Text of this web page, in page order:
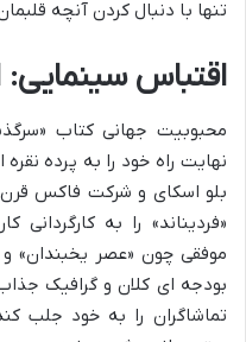
تنها با دنبال کردن آنچه
اقتباس سینمایی:
محبوبیت جهانی کتاب
بلو اسکای و شرکت فاکس قرن
«فردیناند» را به کارگردانی
موفقی چون «عصر یخبندان» و
بودجه ای کلان و گرافیک
تماشاگران را به خود جلب